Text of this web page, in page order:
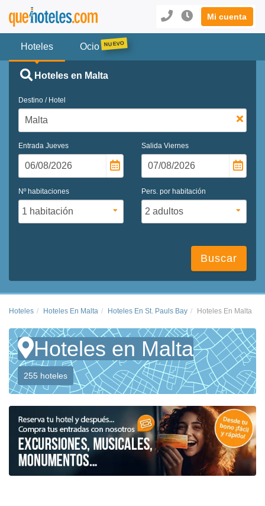
Mi cuenta
Hoteles Ocio
Hoteles en Malta
Destino / Hotel
Entrada Jueves Salida Viernes
Nº habitaciones Pers. por habitación
Buscar
Hoteles Hoteles En Malta Hoteles En St. Pauls Bay Hoteles En Malta
Hoteles en Malta
255 hoteles